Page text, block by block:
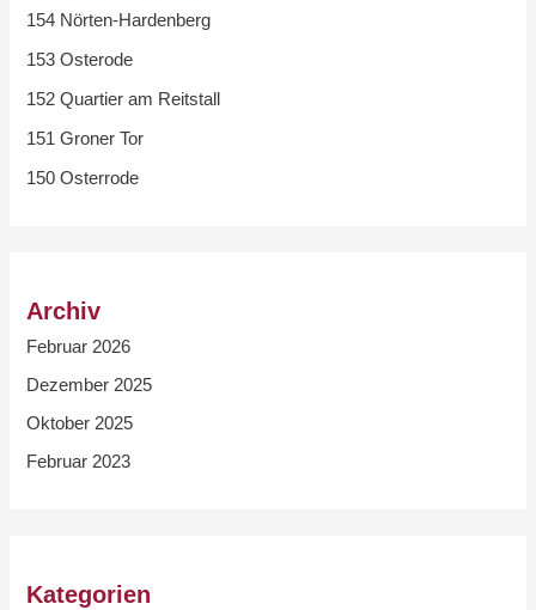
154 Nörten-Hardenberg
153 Osterode
152 Quartier am Reitstall
151 Groner Tor
150 Osterrode
Archiv
Februar 2026
Dezember 2025
Oktober 2025
Februar 2023
Kategorien